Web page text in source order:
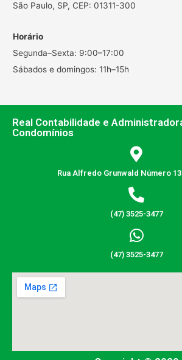
São Paulo, SP, CEP: 01311-300
Horário
Segunda–Sexta: 9:00–17:00
Sábados e domingos: 11h–15h
Real Contabilidade e
Condomínios
Rua Alfredo Grunwald Número
(47) 3525-3477
(47) 3525-3477